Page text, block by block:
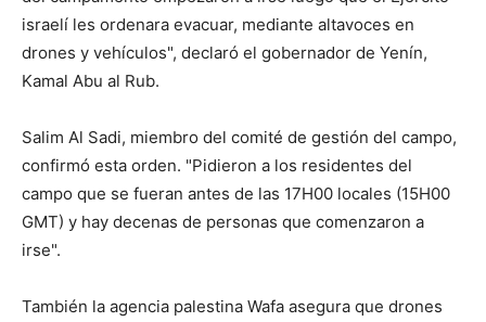
israelí les ordenara evacuar, mediante altavoces en
drones y vehículos", declaró el gobernador de Yenín,
Kamal Abu al Rub.
Salim Al Sadi, miembro del comité de gestión del campo,
confirmó esta orden. "Pidieron a los residentes del
campo que se fueran antes de las 17H00 locales (15H00
GMT) y hay decenas de personas que comenzaron a
irse".
También la agencia palestina Wafa asegura que drones